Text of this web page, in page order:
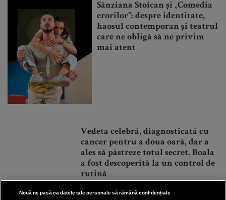
Sânziana Stoican și „Comedia
erorilor”: despre identitate,
haosul contemporan și teatrul
care ne obligă să ne privim
mai atent
Vedeta celebră, diagnosticată cu
cancer pentru a doua oară, dar a
ales să păstreze totul secret. Boala
a fost descoperită la un control de
rutină
Nouă ne pasă ca datele tale personale să rămână confidențiale